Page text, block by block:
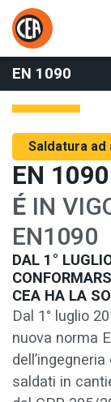
Vai al contenuto
HOME/
1090/ EN 1090
EN 1090
Saldatura ad
EN 1090
É IN
EN1090
DAL 1°
CEA HA LA
Dal 1° luglio
nuova norma
saldati in